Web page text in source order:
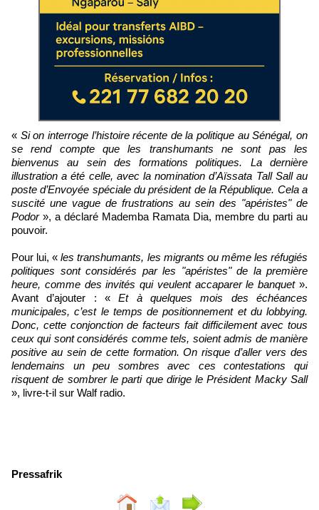
« Si on interroge l’histoire récente de la politique au Sénégal, on
se rend compte que les transhumants ne sont pas les
bienvenus au sein des formations politiques. La dernière
illustration a été celle, avec la nomination d’Aïssata Tall Sall au
poste d’Envoyée spéciale du président de la République. Cela a
suscité une vague de frustrations au sein des "apéristes" de
Podor », a déclaré Mademba Ramata Dia, membre du parti au
pouvoir.
Pour lui, «les transhumants, les migrants ou même les réfugiés
politiques sont considérés par les "apéristes" de la première
heure, comme des invités qui veulent accaparer le banquet ».
Avant d’ajouter : «Et à quelques mois des échéances
municipales, c’est le temps de positionnement et du lobbying.
Donc, cette conjonction de facteurs fait difficilement avec tous
ceux qui sont considérés comme tels, soient admis de manière
positive au sein de cette formation. On risque d’aller vers des
lendemains un peu sombres avec ces contestations qui
risquent de sombrer le parti que dirige le Président Macky Sall
», livre-t-il sur Walf radio.
Pressafrik